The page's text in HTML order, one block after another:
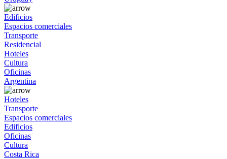
Edificios
Espacios comerciales
Transporte
Residencial
Hoteles
Cultura
Oficinas
Argentina
Hoteles
Transporte
Espacios comerciales
Edificios
Oficinas
Cultura
Costa Rica